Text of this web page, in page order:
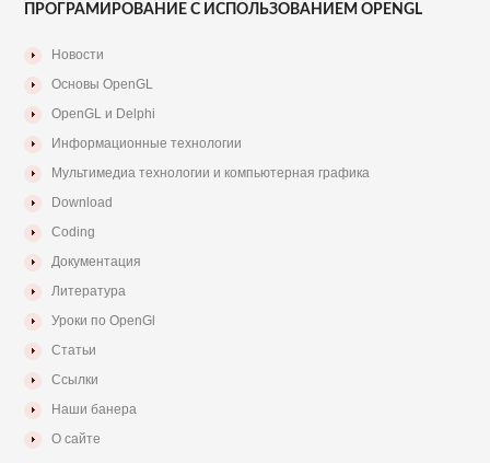
ПРОГРАМИРОВАНИЕ С ИСПОЛЬЗОВАНИЕМ OPENGL
Новости
Основы OpenGL
OpenGL и Delphi
Информационные технологии
Мультимедиа технологии и компьютерная графика
Download
Coding
Документация
Литература
Уроки по OpenGl
Статьи
Ссылки
Наши банера
О сайте